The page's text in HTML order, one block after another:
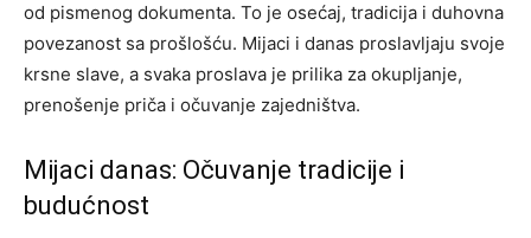
od pismenog dokumenta. To je osećaj, tradicija i duhovna
povezanost sa prošlošću. Mijaci i danas proslavljaju svoje
krsne slave, a svaka proslava je prilika za okupljanje,
prenošenje priča i očuvanje zajedništva.
Mijaci danas: Očuvanje tradicije i
budućnost